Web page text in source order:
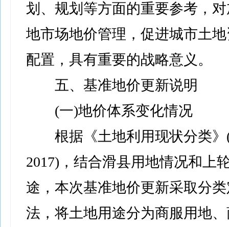
划、规划等方面的重要参考，
地市场地价管理，促进城市土
配置，具有重要的战略意义。
五、基准地价更新说明
(一)地价体系变化情况
根据《土地利用现状分类》
2017)，结合滑县用地情况和上
途，本次基准地价更新采取分
法，将土地用途分为商服用地